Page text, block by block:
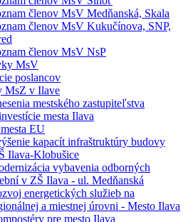
členov MsV Medňanská, Skala
členov MsV Kukučínova, SNP,
členov MsV NsP
MsV
poslancov
MsZ v Ilave
mestského zastupiteľstva
mesta Ilava
EU
kapacít infraštruktúry budovy
Ilava-Klobušice
vybavenia odborných
v ZŠ Ilava - ul. Medňanská
energetických služieb na
a miestnej úrovni - Mesto Ilava
pre mesto Ilava